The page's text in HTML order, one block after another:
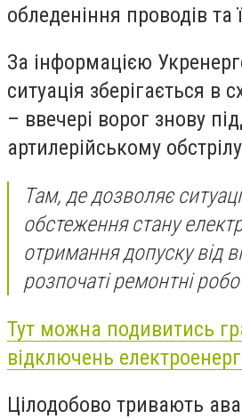
обледеніння проводів
За інформацією
ситуація зберігається в
– ввечері ворог знову
артилерійському
Там, де дозволяє
обстеження стану
отримання допуску від
розпочаті ремонтні
Тут можна подивитись
відключень
Цілодобово тривають